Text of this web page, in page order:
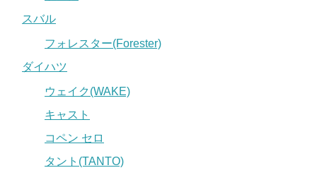
スバル
フォレスター(Forester)
ダイハツ
ウェイク(WAKE)
キャスト
コペン セロ
タント(TANTO)